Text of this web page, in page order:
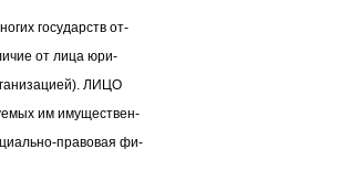
государств от-
от лица юри-
ЛИЦО
им имуществен-
правовая фи-